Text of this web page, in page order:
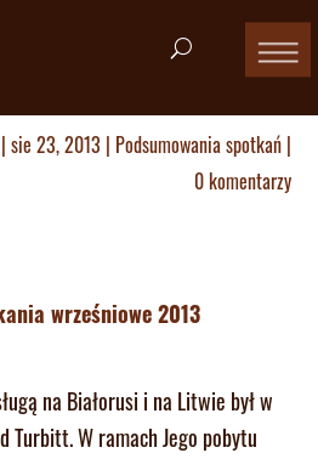
sie 23, 2013 | Podsumowania spotkań|
0 komentarzy
wrześniowe 2013
na Białorusi i na Litwie był w
Turbitt. W ramach Jego pobytu